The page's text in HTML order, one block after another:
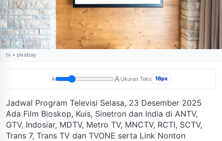
tv • pixabay
A A Ukuran Teks 16px
Jadwal Program Televisi Selasa, 23 Desember 2025
Ada Film Bioskop, Kuis, Sinetron dan India di ANTV,
GTV, Indosiar, MDTV, Metro TV, MNCTV, RCTI, SCTV,
Trans 7, Trans TV dan TVONE serta Link Nonton